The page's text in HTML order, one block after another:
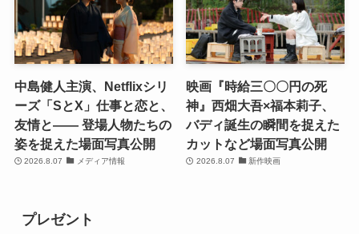
中島健人主演、Netflixシリ
ーズ「SとX」仕事と恋と、
友情と―― 登場人物たちの
姿を捉えた場面写真公開
2026.8.07 メディア情報
映画『時給三〇〇円の死
神』西畑大吾×福本莉子、
バディ誕生の瞬間を捉えた
カットなど場面写真公開
2026.8.07 新作映画
プレゼント